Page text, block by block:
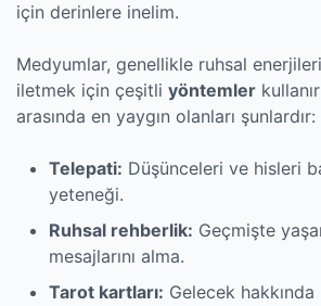
için derinlere inelim.
Medyumlar, genellikle ruhsal
iletmek için çeşitli yöntemler
arasında en yaygın olanları şunlardır:
Telepati: Düşünceleri ve hisleri
yeteneği.
Ruhsal rehberlik: Geçmişte
mesajlarını alma.
Tarot kartları: Gelecek